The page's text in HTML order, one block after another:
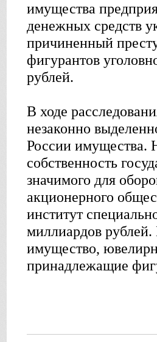
имущества
денежных средств
причиненный
фигурантов
рублей.
В ходе
незаконно
России имущества.
собственность
значимого для
акционерного
институт
миллиардов
имущество,
принадлежащие